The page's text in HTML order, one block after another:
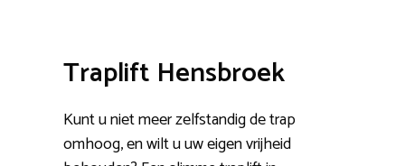
Traplift Hensbroek
Kunt u niet meer zelfstandig de trap
omhoog, en wilt u uw eigen vrijheid